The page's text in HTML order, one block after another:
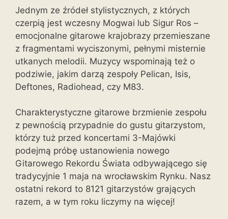
Jednym ze źródeł stylistycznych, z których
czerpią jest wczesny Mogwai lub Sigur Ros –
emocjonalne gitarowe krajobrazy przemieszane
z fragmentami wyciszonymi, pełnymi misternie
utkanych melodii. Muzycy wspominają też o
podziwie, jakim darzą zespoły Pelican, Isis,
Deftones, Radiohead, czy M83.
Charakterystyczne gitarowe brzmienie zespołu
z pewnością przypadnie do gustu gitarzystom,
którzy tuż przed koncertami 3-Majówki
podejmą próbę ustanowienia nowego
Gitarowego Rekordu Świata odbywającego się
tradycyjnie 1 maja na wrocławskim Rynku. Nasz
ostatni rekord to 8121 gitarzystów grających
razem, a w tym roku liczymy na więcej!